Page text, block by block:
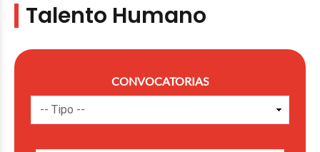
Talento Humano
CONVOCATORIAS